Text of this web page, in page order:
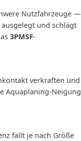
Nutzfahrzeuge —
und schlägt
3PMSF-
verkraften und
Aquaplaning-Neigung
fällt je nach Größe